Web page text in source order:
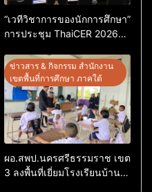
“เวทีวิชาการของนักการศึกษา”
การประชุม ThaiCER 2026
Conference on Education
Research (ThaiCER) 2026
ข่าวสาร & กิจกรรม สำนักงาน
เขตพื้นที่การศึกษา ภาคใต้
ผอ.สพป.นครศรีธรรมราช เขต
3 ลงพื้นที่เยี่ยมโรงเรียนบ้าน